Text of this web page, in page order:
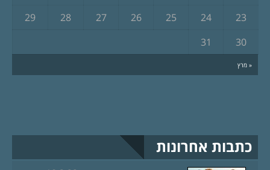
« מרץ
23
24
25
26
27
28
29
30
31
כתבות אחרונות